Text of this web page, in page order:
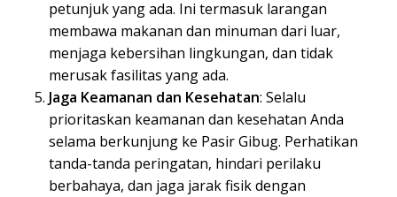
petunjuk yang ada. Ini termasuk larangan
membawa makanan dan minuman dari luar,
menjaga kebersihan lingkungan, dan tidak
merusak fasilitas yang ada.
Jaga Keamanan dan Kesehatan: Selalu
prioritaskan keamanan dan kesehatan Anda
selama berkunjung ke Pasir Gibug. Perhatikan
tanda-tanda peringatan, hindari perilaku
berbahaya, dan jaga jarak fisik dengan